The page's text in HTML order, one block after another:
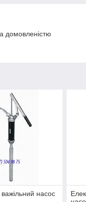
домовленістю
важільний насос